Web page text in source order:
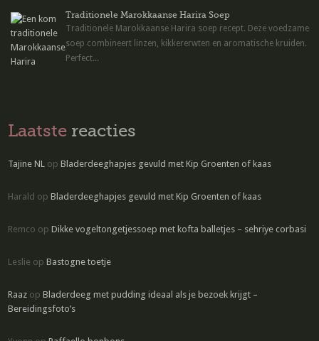
Traditionele Marokkaanse Harira Soep
Traditionele Marokkaanse Harira soep recept. Deze voedzame
soep combineert linzen, kikkererwten en aromatische kruiden.
Perfect...
Laatste reacties
Tajine NL opBladerdeeghapjes gevuld met Kip Groenten of kaas
Harald opBladerdeeghapjes gevuld met Kip Groenten of kaas
Remco opDikke vogeltongetjessoep met kofta balletjes – sehriye corbasi
Leslie opBastogne toetje
Raaz opBladerdeeg met pudding ideaal als je bezoek krijgt –
Bereidingsfoto’s